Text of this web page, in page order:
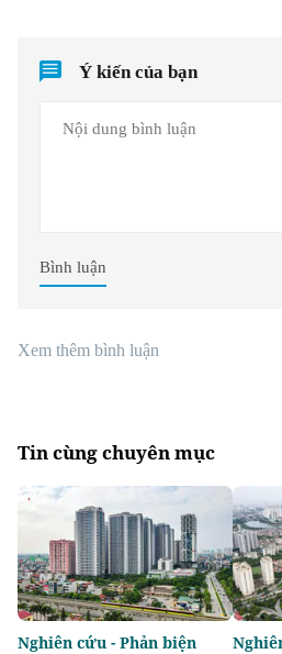
Ý kiến của bạn
Bình luận
Xem thêm bình luận
Tin cùng chuyên mục
Nghiên cứu - Phản biện